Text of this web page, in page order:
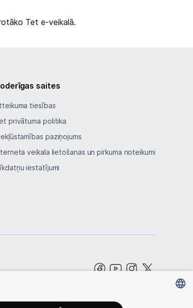
Tet e-veikalā.
saites
tiesības
privātuma politika
paziņojums
veikala lietošanas un pirkuma noteikumi
iestatījumi